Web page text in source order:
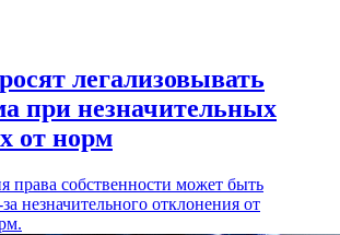
легализовывать
при незначительных
от норм
права собственности может быть
незначительного отклонения от